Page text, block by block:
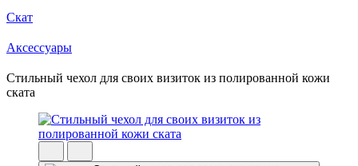
Скат
Аксессуары
Стильный чехол для своих визиток из полированной кожи
ската